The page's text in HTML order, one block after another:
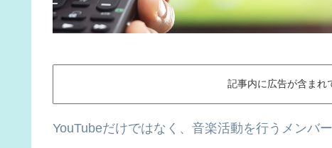
記事内に広告が含まれ
YouTubeだけではなく、音楽活動を行うメンバ